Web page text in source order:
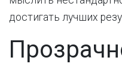
достигать лучших